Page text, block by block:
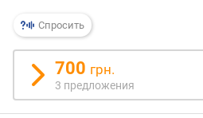
р
н
с
Спросить
700 грн.
3 предложения